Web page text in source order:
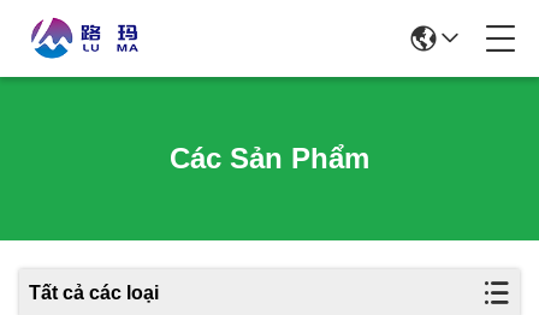
Các Sản Phẩm
Tất cả các loại